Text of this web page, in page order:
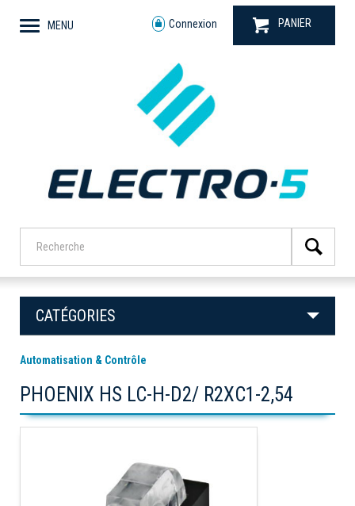
MENU Connexion PANIER
CATÉGORIES
Automatisation & Contrôle
PHOENIX HS LC-H-D2/ R2XC1-2,54